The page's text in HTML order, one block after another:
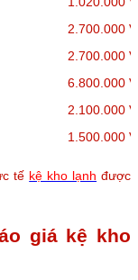
2.700.000
2.700.000
6.800.000
2.100.000
1.500.000
tế kệ kho lạnh được
giá kệ kho